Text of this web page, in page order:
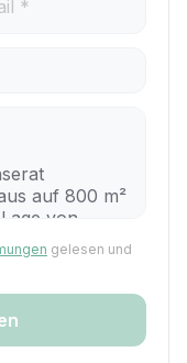
gelesen und